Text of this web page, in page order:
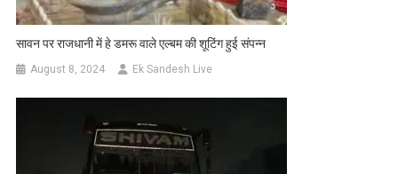
सावन पर राजधानी में हे डमरू वाले एल्बम की शूटिंग हुई संपन्न
August 8, 2024 Ek Sandesh Live